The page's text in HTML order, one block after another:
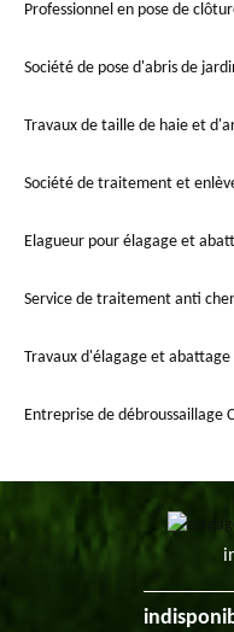
Professionnel en pose de
Société de pose d'abris de
Travaux de taille de haie et
Société de traitement et
Elagueur pour élagage et
Service de traitement anti
Travaux d'élagage et
Entreprise de débroussaillage